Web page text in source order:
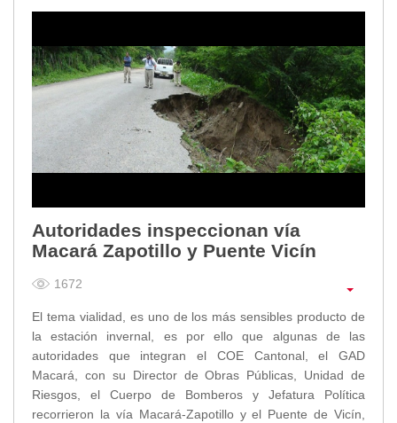
Autoridades inspeccionan vía
Macará Zapotillo y Puente Vicín
1672
El tema vialidad, es uno de los más sensibles producto de
la estación invernal, es por ello que algunas de las
autoridades que integran el COE Cantonal, el GAD
Macará, con su Director de Obras Públicas, Unidad de
Riesgos, el Cuerpo de Bomberos y Jefatura Política
recorrieron la vía Macará-Zapotillo y el Puente de Vicín,
2015
CPCCS
Empresa Pública de Vivienda
Biblioteca
GACETA TRIBUTARIA
Ordenanzas/Resoluciones
Concurso de Méritos
Concursos 2016
Servicio
Consulta Pago de Impuesto